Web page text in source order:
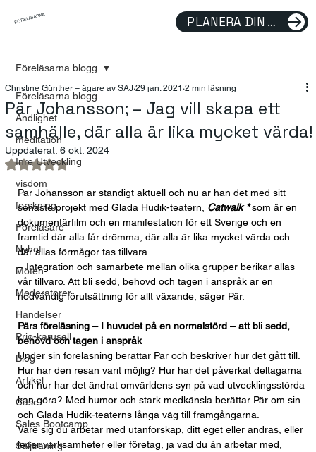
FÖRELÄSARNA PLANERA DIN FÖRELÄSNING
Föreläsarna blogg
Andlighet
meditation
Inre Utveckling
visdom
forskning
Föreläsare
Nyhet
Möten
Moderatorer
Händelser
Prio-karusell
Blog
Artikel
Case
Sales Bootcamp
Säljträning
Föreläsarna blogg
Pär Johansson; – Jag vill skapa ett
samhälle, där alla är lika mycket värda!
Christine Günther – ägare av SAJ 29 jan. 2021 2 min läsning
Uppdaterat: 6 okt. 2024
Betygsatt till NaN av 5 stjärnor.
Pär Johansson är ständigt aktuell och nu är han det med sitt
senaste projekt med Glada Hudik-teatern, Catwalk * som är en
dokumentärfilm och en manifestation för ett Sverige och en
framtid där alla får drömma, där alla är lika mycket värda och
där allas förmågor tas tillvara.
– Integration och samarbete mellan olika grupper berikar allas
vår tillvaro. Att bli sedd, behövd och tagen i anspråk är en
nödvändig förutsättning för allt växande, säger Pär.
Pärs föreläsning – I huvudet på en normalstörd – att bli sedd,
behövd och tagen i anspråk
Under sin föreläsning berättar Pär och beskriver hur det gått till.
Hur har den resan varit möjlig? Hur har det påverkat deltagarna
och hur har det ändrat omvärldens syn på vad utvecklingsstörda
kan göra? Med humor och stark medkänsla berättar Pär om sin
och Glada Hudik-teaterns långa väg till framgångarna.
Vare sig du arbetar med utanförskap, ditt eget eller andras, eller
leder verksamheter eller företag, ja vad du än arbetar med,